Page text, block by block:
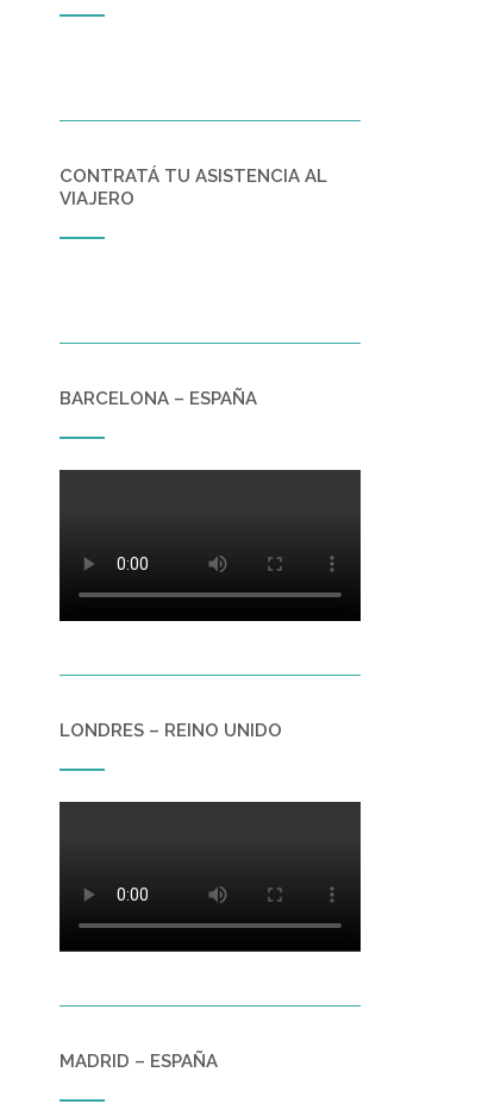
CONTRATÁ TU ASISTENCIA AL
VIAJERO
BARCELONA – ESPAÑA
LONDRES – REINO UNIDO
MADRID – ESPAÑA